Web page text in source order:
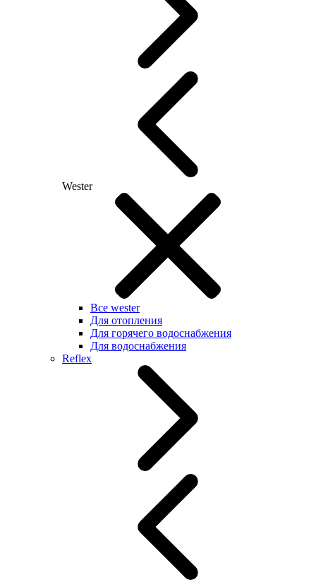
Wester
Все wester
Для отопления
Для горячего водоснабжения
Для водоснабжения
Reflex